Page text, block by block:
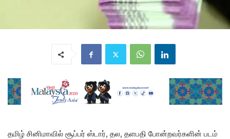
தமிழ் சினிமாவில் சூப்பர் ஸ்டார், தல, தளபதி போன்றவர்களின் படம்